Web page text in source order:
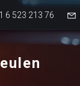
6 523 213 76